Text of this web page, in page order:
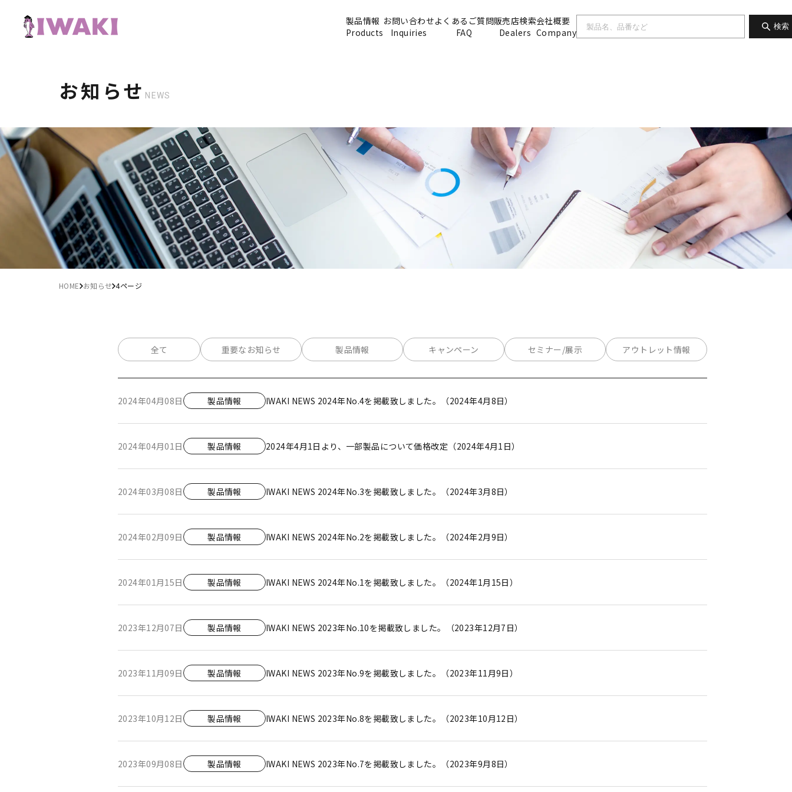
製品情報
Products
お問い合わせ
Inquiries
よくあるご質問
FAQ
販売店検索
Dealers
会社概要
Company
検索
お知らせ NEWS
HOME お知らせ 4ページ
全て 重要なお知らせ 製品情報 キャンペーン セミナー/展示 アウトレット情報
2024年04月08日 製品情報 IWAKI NEWS 2024年No.4を掲載致しました。（2024年4月8日）
2024年04月01日 製品情報 2024年4月1日より、一部製品について価格改定（2024年4月1日）
2024年03月08日 製品情報 IWAKI NEWS 2024年No.3を掲載致しました。（2024年3月8日）
2024年02月09日 製品情報 IWAKI NEWS 2024年No.2を掲載致しました。（2024年2月9日）
2024年01月15日 製品情報 IWAKI NEWS 2024年No.1を掲載致しました。（2024年1月15日）
2023年12月07日 製品情報 IWAKI NEWS 2023年No.10を掲載致しました。（2023年12月7日）
2023年11月09日 製品情報 IWAKI NEWS 2023年No.9を掲載致しました。（2023年11月9日）
2023年10月12日 製品情報 IWAKI NEWS 2023年No.8を掲載致しました。（2023年10月12日）
2023年09月08日 製品情報 IWAKI NEWS 2023年No.7を掲載致しました。（2023年9月8日）